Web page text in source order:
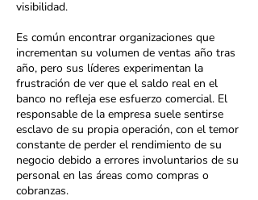
visibilidad.
Es común encontrar organizaciones que
incrementan su volumen de ventas año tras
año, pero sus líderes experimentan la
frustración de ver que el saldo real en el
banco no refleja ese esfuerzo comercial. El
responsable de la empresa suele sentirse
esclavo de su propia operación, con el temor
constante de perder el rendimiento de su
negocio debido a errores involuntarios de su
personal en las áreas como compras o
cobranzas.